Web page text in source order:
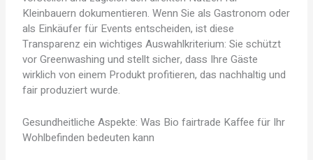
Kleinbauern dokumentieren. Wenn Sie als Gastronom oder
als Einkäufer für Events entscheiden, ist diese
Transparenz ein wichtiges Auswahlkriterium: Sie schützt
vor Greenwashing und stellt sicher, dass Ihre Gäste
wirklich von einem Produkt profitieren, das nachhaltig und
fair produziert wurde.
Gesundheitliche Aspekte: Was Bio fairtrade Kaffee für Ihr
Wohlbefinden bedeuten kann